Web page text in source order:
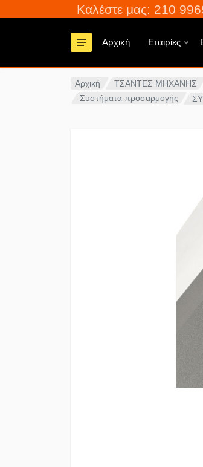
Καλέστε μας: 210
Αρχική Εταιρίες
Αρχική
ΤΣΑΝΤΕΣ ΜΗΧΑΝΗΣ
Συστήματα προσαρμογής